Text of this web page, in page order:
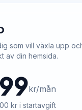
som vill växla upp
av din hemsida.
kr/mån
kr i startavgift